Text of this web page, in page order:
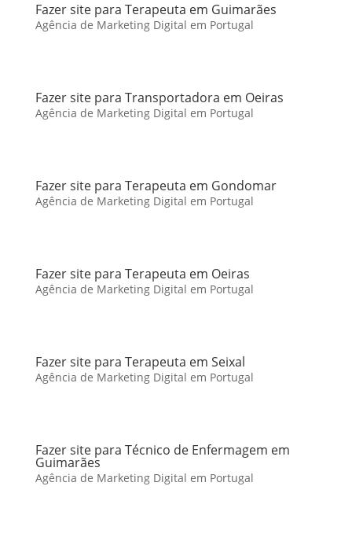
Fazer site para Terapeuta em Guimarães
Agência de Marketing Digital em Portugal
Fazer site para Transportadora em Oeiras
Agência de Marketing Digital em Portugal
Fazer site para Terapeuta em Gondomar
Agência de Marketing Digital em Portugal
Fazer site para Terapeuta em Oeiras
Agência de Marketing Digital em Portugal
Fazer site para Terapeuta em Seixal
Agência de Marketing Digital em Portugal
Fazer site para Técnico de Enfermagem em
Guimarães
Agência de Marketing Digital em Portugal